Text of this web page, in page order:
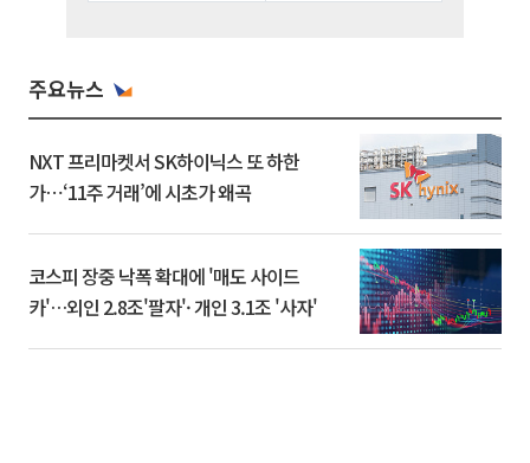
주요뉴스
NXT 프리마켓서 SK하이닉스 또 하한
가⋯‘11주 거래’에 시초가 왜곡
코스피 장중 낙폭 확대에 '매도 사이드
카'…외인 2.8조'팔자'· 개인 3.1조 '사자'